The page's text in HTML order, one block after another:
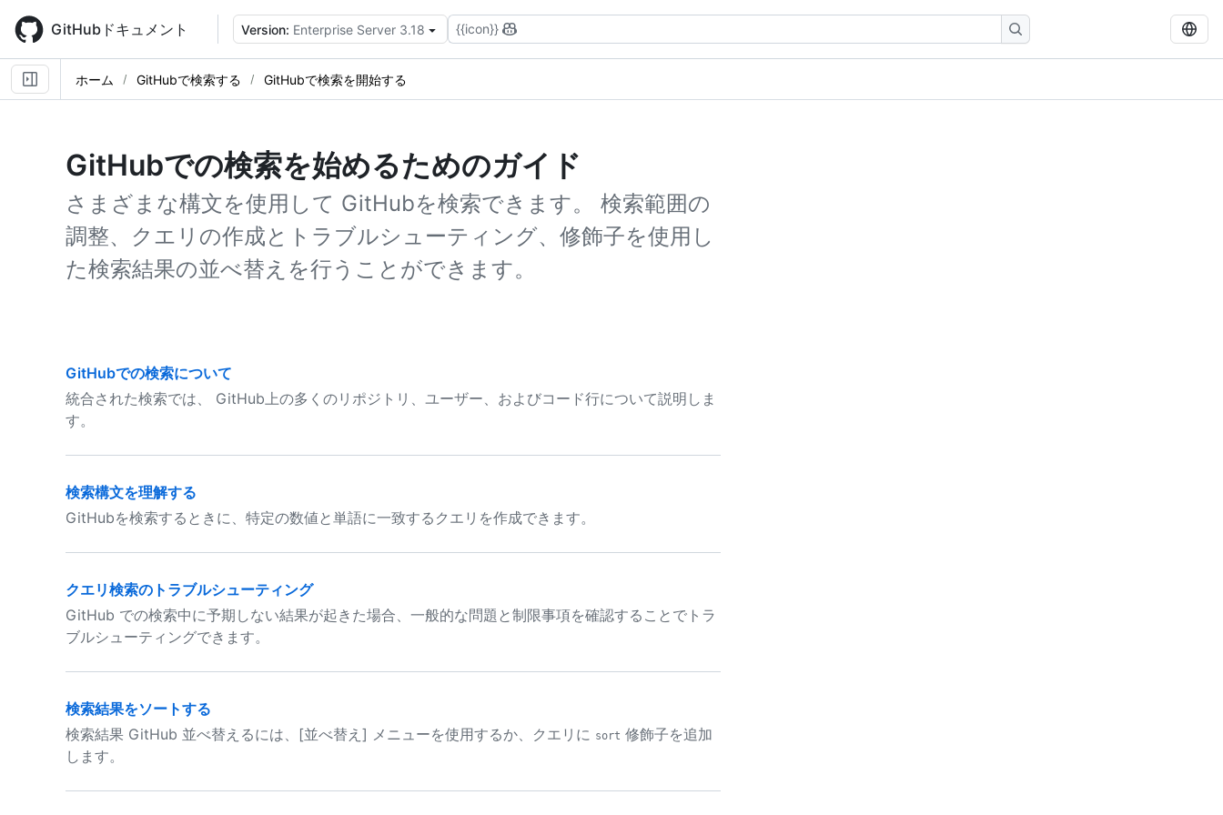
main
content
GitHubドキュメント Version: Enterprise Server 3.18 {{icon}}
ホーム GitHubで検索する GitHubで検索を開始する
GitHubでの検索を始めるためのガイド
さまざまな構文を使用して GitHubを検索できます。 検索範囲の
調整、クエリの作成とトラブルシューティング、修飾子を使用し
た検索結果の並べ替えを行うことができます。
GitHubでの検索について
統合された検索では、 GitHub上の多くのリポジトリ、ユーザー、およびコード行について説明しま
す。
検索構文を理解する
GitHubを検索するときに、特定の数値と単語に一致するクエリを作成できます。
クエリ検索のトラブルシューティング
GitHub での検索中に予期しない結果が起きた場合、一般的な問題と制限事項を確認することでトラ
ブルシューティングできます。
検索結果をソートする
検索結果 GitHub 並べ替えるには、[並べ替え] メニューを使用するか、クエリに sort 修飾子を追加
します。